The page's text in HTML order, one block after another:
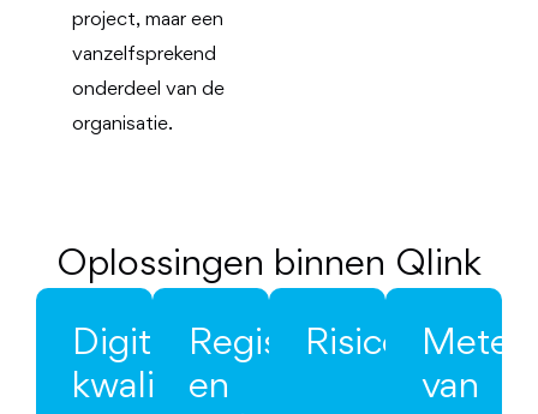
project, maar een
vanzelfsprekend
onderdeel van de
organisatie.
Oplossingen binnen Qlink
Digitaal
kwaliteitshandboek
Registraties
en
Meten
van